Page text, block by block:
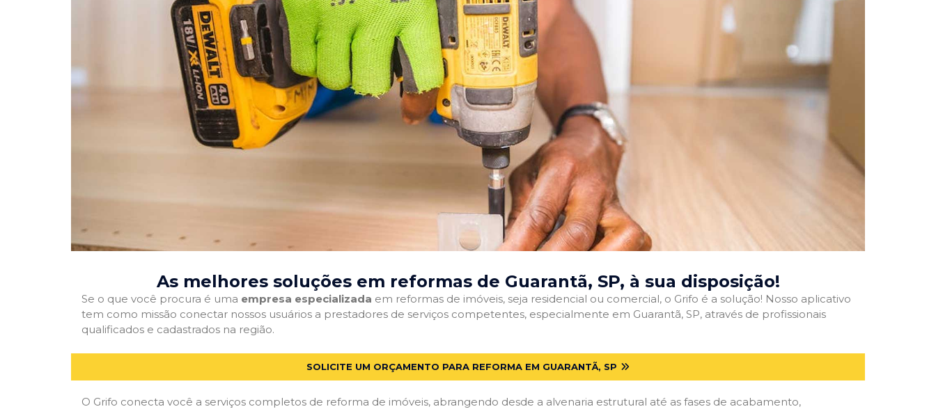
As melhores soluções em reformas de Guarantã, SP, à sua disposição!
Se o que você procura é uma empresa especializada em reformas de imóveis, seja residencial ou comercial, o Grifo é a solução! Nosso aplicativo
tem como missão conectar nossos usuários a prestadores de serviços competentes, especialmente em Guarantã, SP, através de profissionais
qualificados e cadastrados na região.
SOLICITE UM ORÇAMENTO PARA REFORMA EM GUARANTÃ, SP
O Grifo conecta você a serviços completos de reforma de imóveis, abrangendo desde a alvenaria estrutural até as fases de acabamento,